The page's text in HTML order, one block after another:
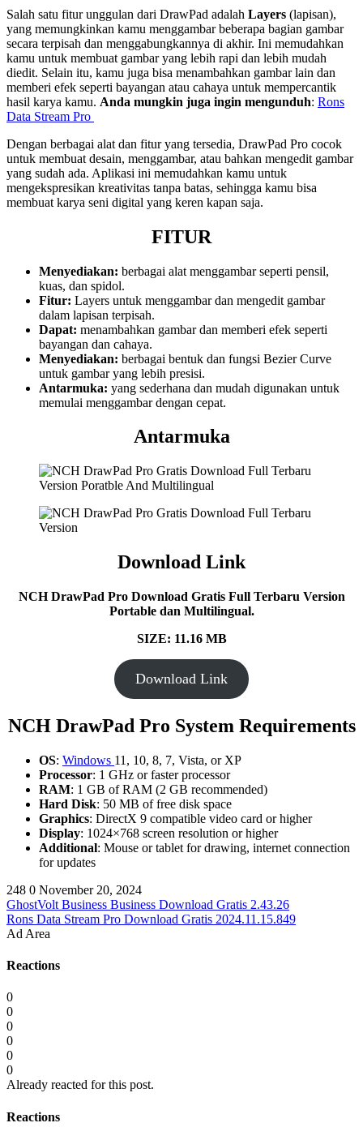
Salah satu fitur unggulan dari DrawPad adalah Layers (lapisan),
yang memungkinkan kamu menggambar beberapa bagian gambar
secara terpisah dan menggabungkannya di akhir. Ini memudahkan
kamu untuk membuat gambar yang lebih rapi dan lebih mudah
diedit. Selain itu, kamu juga bisa menambahkan gambar lain dan
memberi efek seperti bayangan atau cahaya untuk mempercantik
hasil karya kamu. Anda mungkin juga ingin mengunduh: Rons
Data Stream Pro
Dengan berbagai alat dan fitur yang tersedia, DrawPad Pro cocok
untuk membuat desain, menggambar, atau bahkan mengedit gambar
yang sudah ada. Aplikasi ini memudahkan kamu untuk
mengekspresikan kreativitas tanpa batas, sehingga kamu bisa
membuat karya seni digital yang keren kapan saja.
FITUR
Menyediakan: berbagai alat menggambar seperti pensil,
kuas, dan spidol.
Fitur: Layers untuk menggambar dan mengedit gambar
dalam lapisan terpisah.
Dapat: menambahkan gambar dan memberi efek seperti
bayangan dan cahaya.
Menyediakan: berbagai bentuk dan fungsi Bezier Curve
untuk gambar yang lebih presisi.
Antarmuka: yang sederhana dan mudah digunakan untuk
memulai menggambar dengan cepat.
Antarmuka
Download Link
NCH DrawPad Pro Download Gratis Full Terbaru Version
Portable dan Multilingual.
SIZE: 11.16 MB
Download Link
NCH DrawPad Pro System Requirements
OS: Windows 11, 10, 8, 7, Vista, or XP
Processor: 1 GHz or faster processor
RAM: 1 GB of RAM (2 GB recommended)
Hard Disk: 50 MB of free disk space
Graphics: DirectX 9 compatible video card or higher
Display: 1024×768 screen resolution or higher
Additional: Mouse or tablet for drawing, internet connection
for updates
248 0 November 20, 2024
GhostVolt Business Business Download Gratis 2.43.26
Rons Data Stream Pro Download Gratis 2024.11.15.849
Ad Area
Reactions
0
0
0
0
0
0
Already reacted for this post.
Reactions